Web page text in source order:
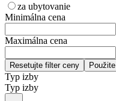
za ubytovanie
Minimálna cena
Maximálna cena
Typ izby
Typ izby